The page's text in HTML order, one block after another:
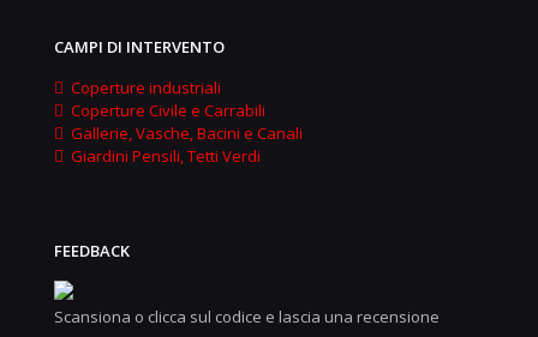
CAMPI DI INTERVENTO
Coperture industriali
Coperture Civile e Carrabili
Gallerie, Vasche, Bacini e Canali
Giardini Pensili, Tetti Verdi
FEEDBACK
Scansiona o clicca sul codice e lascia una recensione